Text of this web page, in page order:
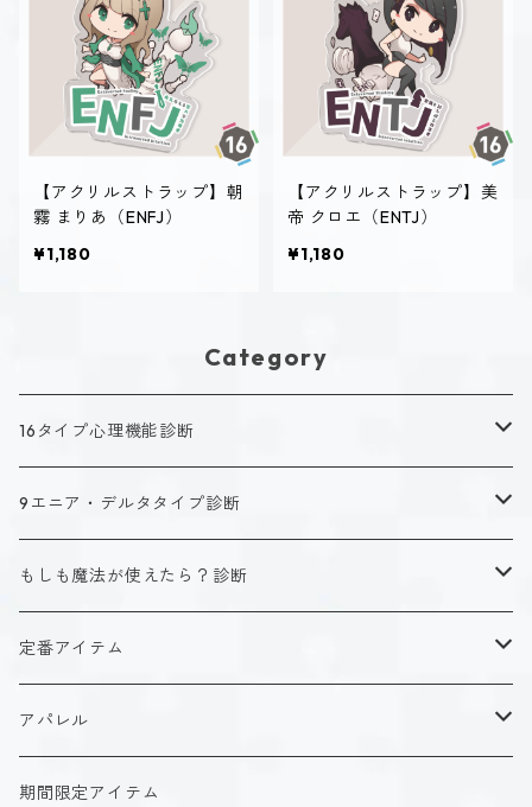
【アクリルストラップ】朝
霧 まりあ（ENFJ）
¥1,180
【アクリルストラップ】美
帝 クロエ（ENTJ）
¥1,180
Category
16タイプ心理機能診断
キャラクタータイプ
ISTJ（新田 理央）
ISFJ（花園 明日香）
定番アイテム
アクリルストラップ
アクリルスタンド
9エニア・デルタタイプ診断
キャラクタータイプ
タイプ１-正す人
タイプ２-助ける人
ホーリーデザイン
ダークデザイン
定番アイテム
もしも魔法が使えたら？診断
魔法スタイル
生命魔法~Vitality~
自然魔法~Elemental~
αシリーズ
βシリーズ
定番アイテム
アクリルストラップ
アクリルスタンド
アパレル
Tシャツ
期間限定アイテム